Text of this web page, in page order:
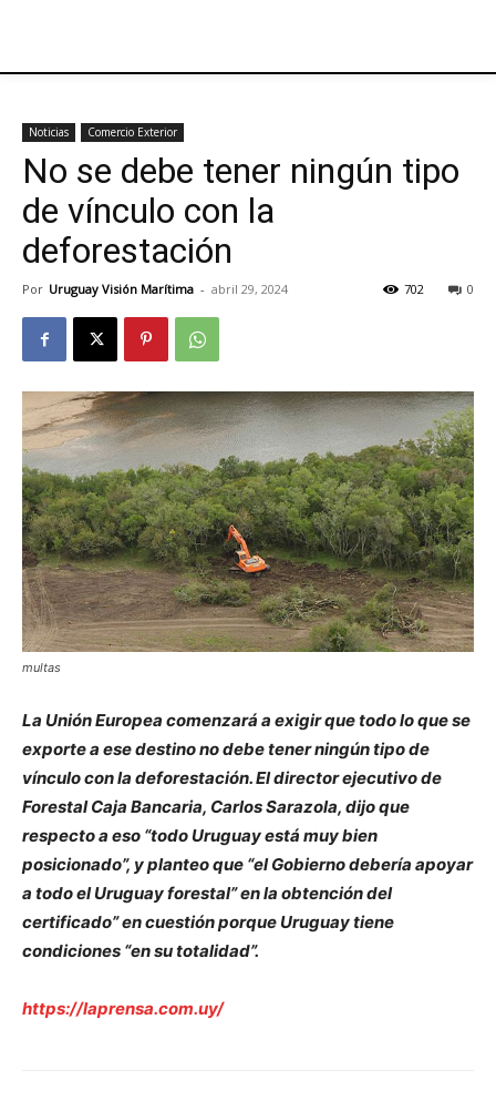
Noticias Comercio Exterior
No se debe tener ningún tipo
de vínculo con la
deforestación
Por Uruguay Visión Marítima - abril 29, 2024 0
702
multas
La Unión Europea comenzará a exigir que todo lo que se
exporte a ese destino no debe tener ningún tipo de
vínculo con la deforestación. El director ejecutivo de
Forestal Caja Bancaria, Carlos Sarazola, dijo que
respecto a eso “todo Uruguay está muy bien
posicionado”, y planteo que “el Gobierno debería apoyar
a todo el Uruguay forestal” en la obtención del
certificado” en cuestión porque Uruguay tiene
condiciones “en su totalidad”.
https://laprensa.com.uy/